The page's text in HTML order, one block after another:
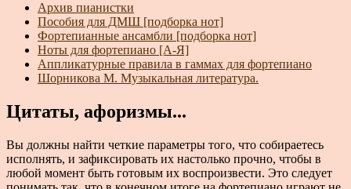
Архив пианистки
Пособия для ДМШ [подборка нот]
Фортепианные ансамбли [подборка нот]
Ноты для фортепиано [А-Я]
Аппликатурные правила в гаммах для фортепиано
Шорникова М. Музыкальная литература.
Цитаты, афоризмы...
Вы должны найти четкие параметры того, что собираетесь
исполнять, и зафиксировать их настолько прочно, чтобы в
любой момент быть готовым их воспроизвести. Это следует